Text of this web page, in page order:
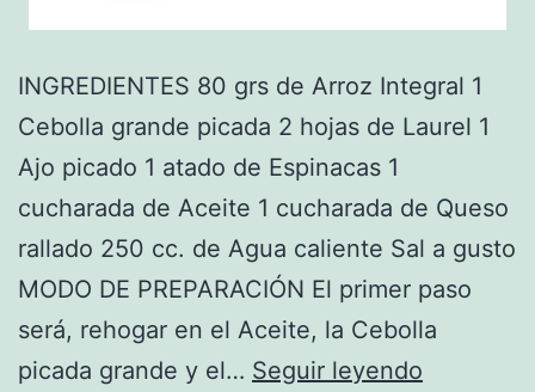
INGREDIENTES 80 grs de Arroz Integral 1
Cebolla grande picada 2 hojas de Laurel 1
Ajo picado 1 atado de Espinacas 1
cucharada de Aceite 1 cucharada de Queso
rallado 250 cc. de Agua caliente Sal a gusto
MODO DE PREPARACIÓN El primer paso
será, rehogar en el Aceite, la Cebolla
picada grande y el… Seguir leyendo